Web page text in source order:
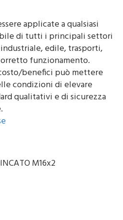
applicate a qualsiasi
di tutti i principali settori
edile, trasporti,
funzionamento.
benefici può mettere
condizioni di elevare
qualitativi e di sicurezza
M16x2